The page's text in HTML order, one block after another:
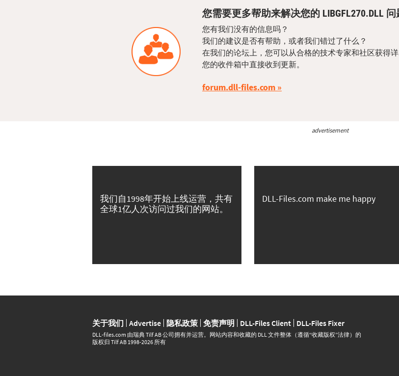
您需要更多帮助来解决您的 LIBGFL270.DLL 问
您有我们没有的信息吗？
我们的建议是否有帮助，或者我们错过了什么？
在我们的论坛上，您可以从合格的技术专家和社区获得
您的收件箱中直接收到更新。
forum.dll-files.com
advertisement
我们自1998年开始上线运营，共有
全球1亿人次访问过我们的网站。
DLL-Files.com make me happy
关于我们 Advertise 隐私政策 免责声明 DLL-Files Client DLL-Files Fixer
DLL‑files.com 由瑞典 Tilf AB 公司拥有并运营。网站内容和收藏的 DLL 文件整体（遵循“收藏版权”法律）的
版权归 Tilf AB 1998-2026 所有